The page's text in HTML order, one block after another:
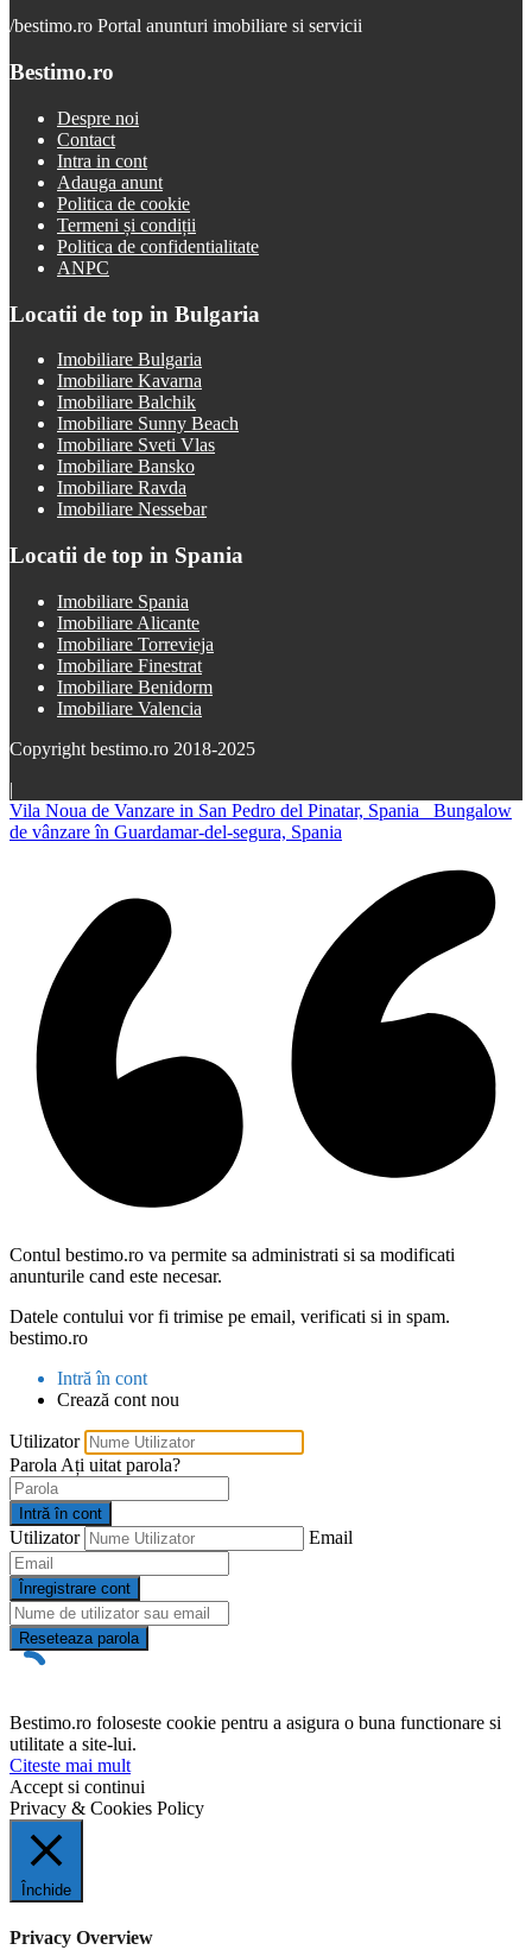
/bestimo.ro Portal anunturi imobiliare si servicii
Bestimo.ro
Despre noi
Contact
Intra in cont
Adauga anunt
Politica de cookie
Termeni și condiții
Politica de confidentialitate
ANPC
Locatii de top in Bulgaria
Imobiliare Bulgaria
Imobiliare Kavarna
Imobiliare Balchik
Imobiliare Sunny Beach
Imobiliare Sveti Vlas
Imobiliare Bansko
Imobiliare Ravda
Imobiliare Nessebar
Locatii de top in Spania
Imobiliare Spania
Imobiliare Alicante
Imobiliare Torrevieja
Imobiliare Finestrat
Imobiliare Benidorm
Imobiliare Valencia
Copyright bestimo.ro 2018-2025
|
Vila Noua de Vanzare in San Pedro del Pinatar, Spania
Bungalow
de vânzare în Guardamar-del-segura, Spania
Contul bestimo.ro va permite sa administrati si sa modificati
anunturile cand este necesar.
Datele contului vor fi trimise pe email, verificati si in spam.
bestimo.ro
Intră în cont
Crează cont nou
Utilizator
Parola Ați uitat parola?
Intră în cont
Utilizator Email
Înregistrare cont
Reseteaza parola
Bestimo.ro foloseste cookie pentru a asigura o buna functionare si
utilitate a site-lui.
Citeste mai mult
Accept si continui
Privacy & Cookies Policy
Închide
Privacy Overview